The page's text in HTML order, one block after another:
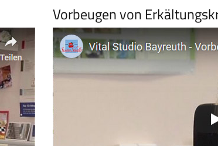
Vorbeugen von